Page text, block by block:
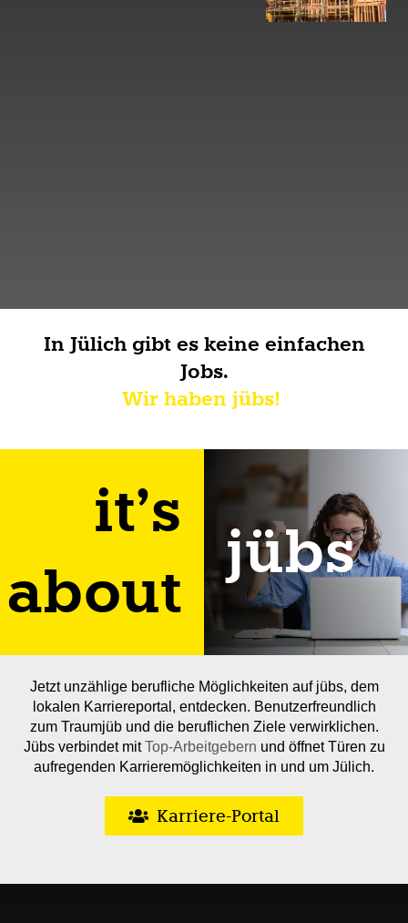
In Jülich gibt es keine einfachen
Jobs.
Wir haben jübs!
it’s
about
jübs
Jetzt unzählige berufliche Möglichkeiten auf jübs, dem
lokalen Karriereportal, entdecken. Benutzerfreundlich
zum Traumjüb und die beruflichen Ziele verwirklichen.
Jübs verbindet mitTop-Arbeitgebern und öffnet Türen zu
aufregenden Karrieremöglichkeiten in und um Jülich.
Karriere-Portal